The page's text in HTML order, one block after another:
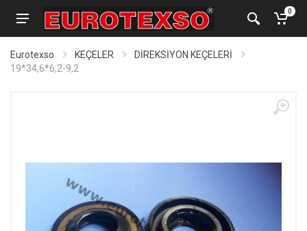
0
Eurotexso KEÇELER
DİREKSİYON KEÇELERİ
19*34,6*6,2-9,2